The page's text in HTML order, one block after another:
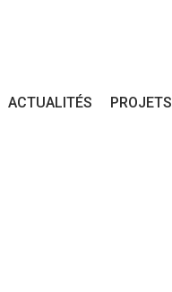
ACTUALITÉS PROJETS